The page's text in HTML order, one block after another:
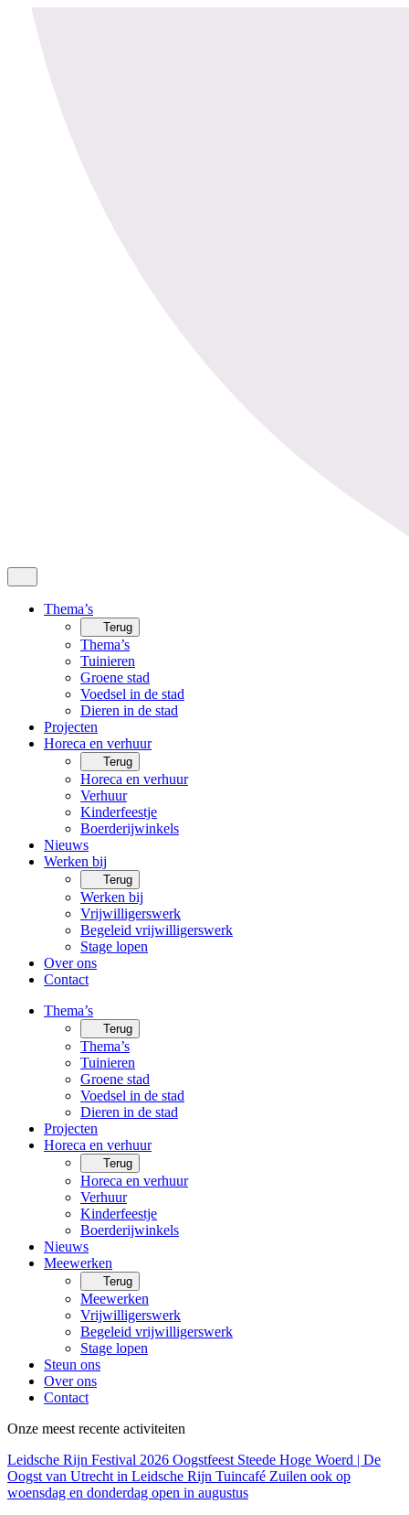
Thema’s
Terug
Thema’s
Tuinieren
Groene stad
Voedsel in de stad
Dieren in de stad
Projecten
Horeca en verhuur
Terug
Horeca en verhuur
Verhuur
Kinderfeestje
Boerderijwinkels
Nieuws
Werken bij
Terug
Werken bij
Vrijwilligerswerk
Begeleid vrijwilligerswerk
Stage lopen
Over ons
Contact
Thema’s
Terug
Thema’s
Tuinieren
Groene stad
Voedsel in de stad
Dieren in de stad
Projecten
Horeca en verhuur
Terug
Horeca en verhuur
Verhuur
Kinderfeestje
Boerderijwinkels
Nieuws
Meewerken
Terug
Meewerken
Vrijwilligerswerk
Begeleid vrijwilligerswerk
Stage lopen
Steun ons
Over ons
Contact
Onze meest recente activiteiten
Leidsche Rijn Festival 2026 Oogstfeest Steede Hoge Woerd | De
Oogst van Utrecht in Leidsche Rijn Tuincafé Zuilen ook op
woensdag en donderdag open in augustus